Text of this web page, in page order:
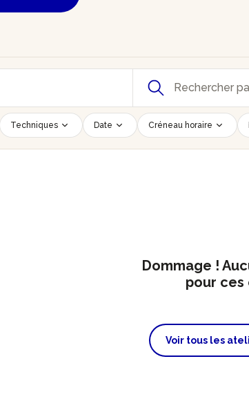
Techniques Date Créneau horaire
Dommage !
pour
Voir tous les